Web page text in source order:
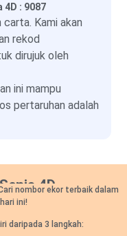
: 9087
carta. Kami akan
rekod
dirujuk oleh
ini mampu
pertaruhan adalah
4D
nombor ekor terbaik dalam
ini!
daripada 3 langkah: